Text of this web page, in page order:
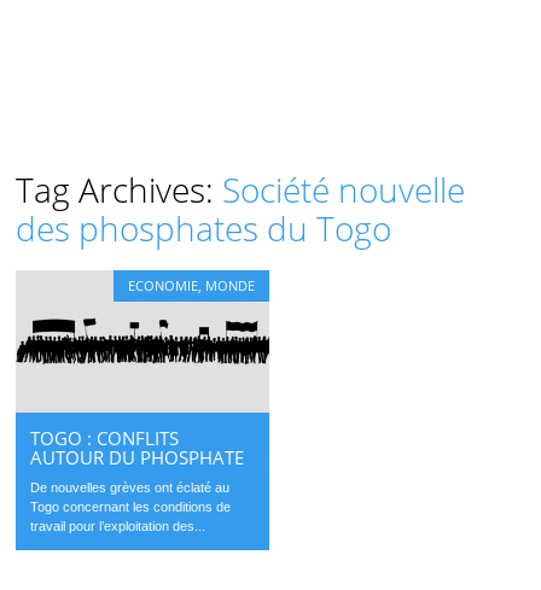
Tag Archives: Société nouvelle
des phosphates du Togo
ECONOMIE MONDE
TOGO : CONFLITS
AUTOUR DU PHOSPHATE
De nouvelles grèves ont éclaté au
Togo concernant les conditions de
travail pour l’exploitation des...